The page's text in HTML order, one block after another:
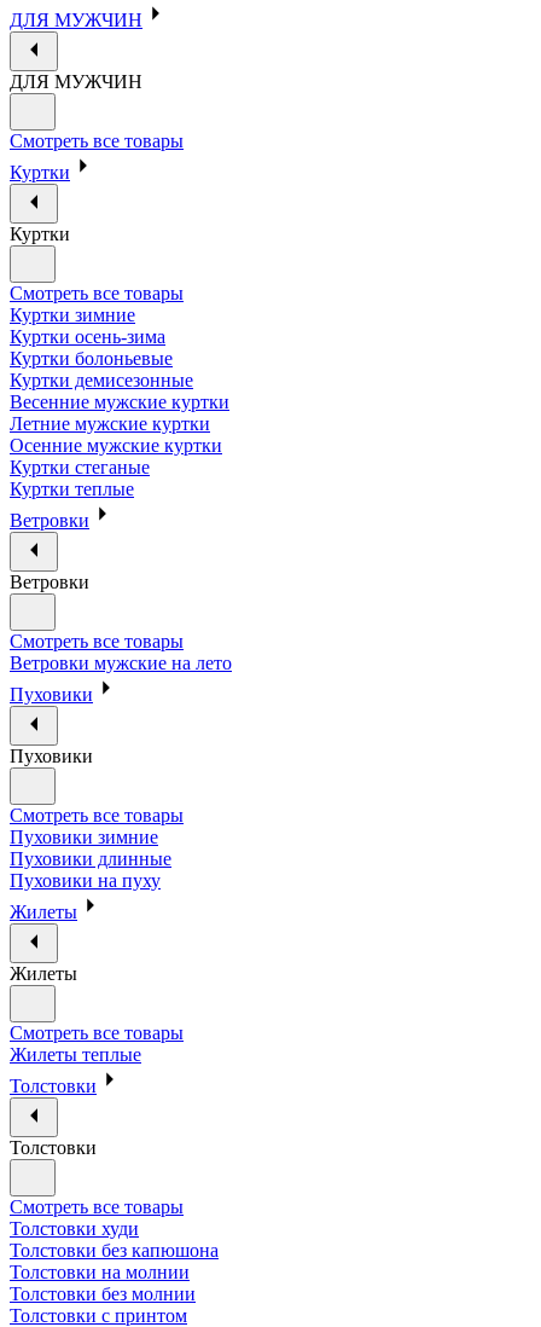
ДЛЯ МУЖЧИН
ДЛЯ МУЖЧИН
Смотреть все товары
Куртки
Куртки
Смотреть все товары
Куртки зимние
Куртки осень-зима
Куртки болоньевые
Куртки демисезонные
Весенние мужские куртки
Летние мужские куртки
Осенние мужские куртки
Куртки стеганые
Куртки теплые
Ветровки
Ветровки
Смотреть все товары
Ветровки мужские на лето
Пуховики
Пуховики
Смотреть все товары
Пуховики зимние
Пуховики длинные
Пуховики на пуху
Жилеты
Жилеты
Смотреть все товары
Жилеты теплые
Толстовки
Толстовки
Смотреть все товары
Толстовки худи
Толстовки без капюшона
Толстовки на молнии
Толстовки без молнии
Толстовки с принтом